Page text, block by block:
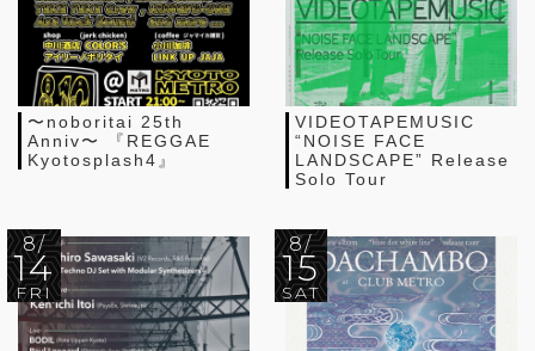
〜noboritai 25th
Anniv〜 『REGGAE
Kyotosplash4』
VIDEOTAPEMUSIC
“NOISE FACE
LANDSCAPE” Release
Solo Tour
8/
14
FRI
8/
15
SAT